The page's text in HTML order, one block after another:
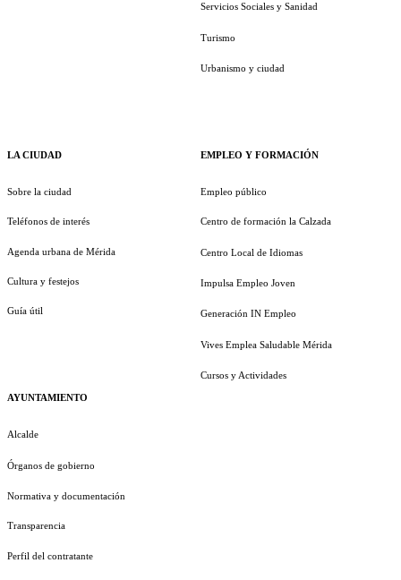
LA CIUDAD
Sobre la ciudad
Teléfonos de interés
Agenda urbana de Mérida
Cultura y festejos
Guía útil
AYUNTAMIENTO
Alcalde
Órganos de gobierno
Normativa y documentación
Transparencia
Perfil del contratante
Servicios Sociales y Sanidad
Turismo
Urbanismo y ciudad
EMPLEO Y FORMACIÓN
Empleo público
Centro de formación la Calzada
Centro Local de Idiomas
Impulsa Empleo Joven
Generación IN Empleo
Vives Emplea Saludable Mérida
Cursos y Actividades